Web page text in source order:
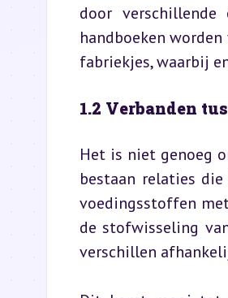
door
handboeken
fabriekjes, waarbij
1.2 Verbanden
Het is niet genoeg
bestaan relaties
voedingsstoffen
de stofwisseling
verschillen